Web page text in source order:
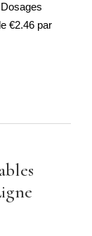
€2.46 par